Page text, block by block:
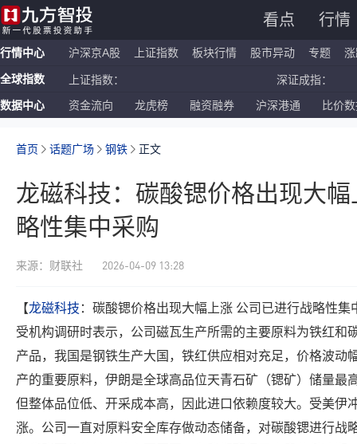
看点 行情
行情中心 沪深京A股 上证指数 板块行情 股市异动 专题
全球指数 上证指数： 深证成指：
恒生指数： 国企指数：
数据中心 资金流向 龙虎榜 融资融券 沪深港通 比价
首页 话题广场 钢铁 正文
龙磁科技：碳酸锶价格出现大
略性集中采购
来源：财联社 2026-04-09 13:28
【龙磁科技 ：碳酸锶价格出现大幅上涨 公司已进行战略性集
受机构调研时表示，公司磁瓦生产所需的主要原料为铁红和
产品，我国是钢铁生产大国，铁红供应相对充足，价格波动
产的重要原料，伊朗是全球高品位天青石矿（锶矿）储量最
但整体品位低、开采成本高，因此进口依赖度较大。受美伊
涨。公司一直对原料安全库存做动态储备，对碳酸锶进行战